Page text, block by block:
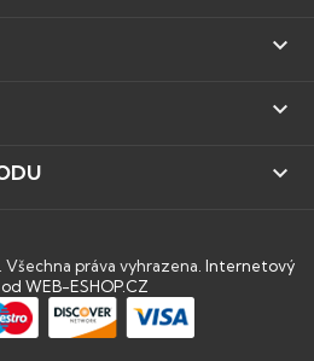



Všechna práva vyhrazena. Internetový
WEB-ESHOP.CZ